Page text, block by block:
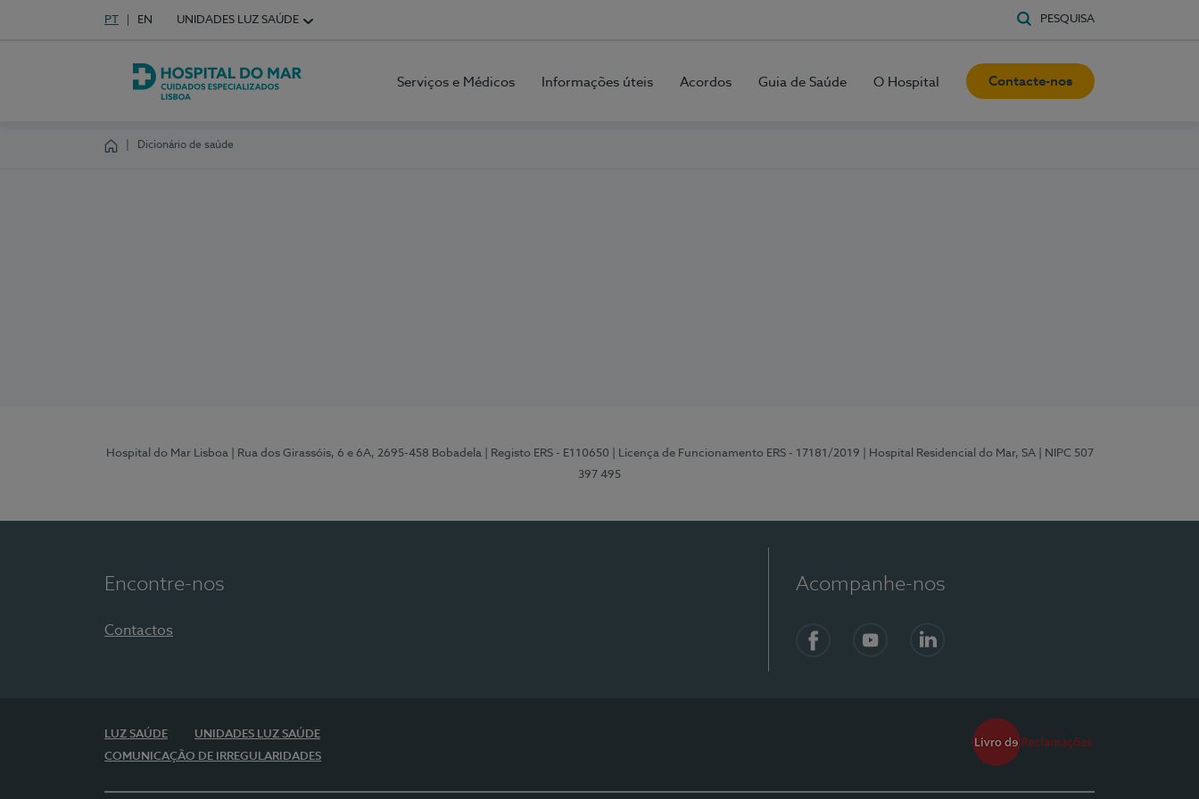
Escolha o seu idioma
Idioma em Português
PT English Language
EN UNIDADES LUZ SAÚDE PESQUISA
Hospital do Mar Lisboa
Serviços e Médicos Informações úteis Acordos Guia de Saúde O Hospital Contacte-nos
Dicionário de saúde
Hospital do Mar Lisboa | Rua dos Girassóis, 6 e 6A, 2695-458 Bobadela | Registo ERS - E110650 | Licença de Funcionamento ERS - 17181/2019 | Hospital Residencial do Mar, SA
| NIPC 507
397 495
Encontre-nos
Contactos
Acompanhe-nos
LUZ SAÚDE
UNIDADES LUZ SAÚDE
COMUNICAÇÃO DE IRREGULARIDADES